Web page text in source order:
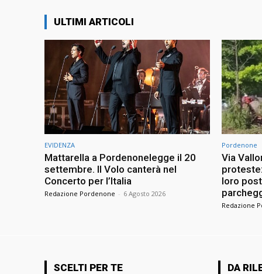
ULTIMI ARTICOLI
EVIDENZA
Mattarella a Pordenonelegge il 20
settembre. Il Volo canterà nel
Concerto per l’Italia
Redazione Pordenone - 6 Agosto 2026
Pordenone
Via
loro
Redazione
SCELTI PER TE DA